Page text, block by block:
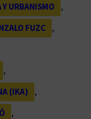
Y URBANISMO
,
FUZC
,
,
(IKA)
,
,